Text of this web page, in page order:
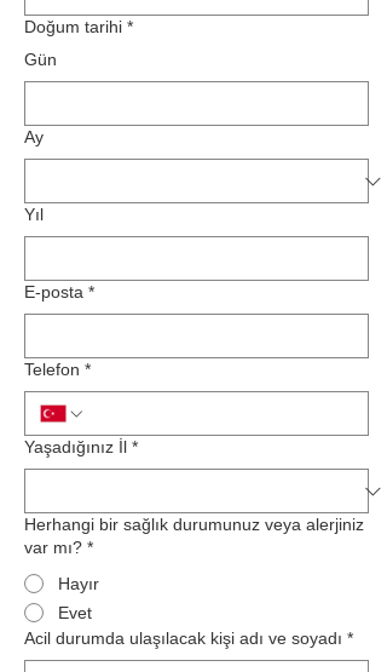
Doğum tarihi *
Gün
Ay
Yıl
E-posta *
Telefon *
Yaşadığınız İl *
Herhangi bir sağlık durumunuz veya alerjiniz
var mı? *
Hayır
Evet
Acil durumda ulaşılacak kişi adı ve soyadı *